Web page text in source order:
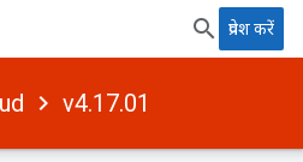
प्रवेश करें
v4.17.01